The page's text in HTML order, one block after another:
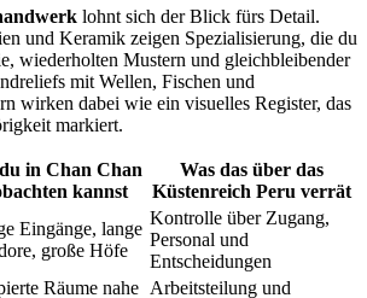
lohnt sich der Blick fürs Detail.
und Keramik zeigen Spezialisierung, die du
wiederholten Mustern und gleichbleibender
mit Wellen, Fischen und
wirken dabei wie ein visuelles Register, das
markiert.
in Chan Chan
kannst
Was das über das
Küstenreich Peru verrät
Eingänge, lange
große Höfe
Kontrolle über Zugang,
Personal und
Entscheidungen
Räume nahe Arbeitsteilung und